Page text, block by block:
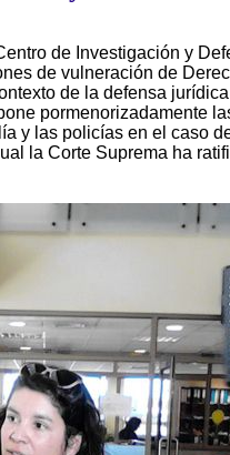
de Investigación y
de vulneración de
de la defensa
pormenorizadamente
y las policías en el caso
la Corte Suprema ha